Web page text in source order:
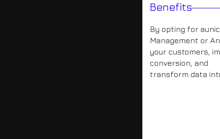
Benefits
By opting for
Management or
your customers,
conversion, and
transform data